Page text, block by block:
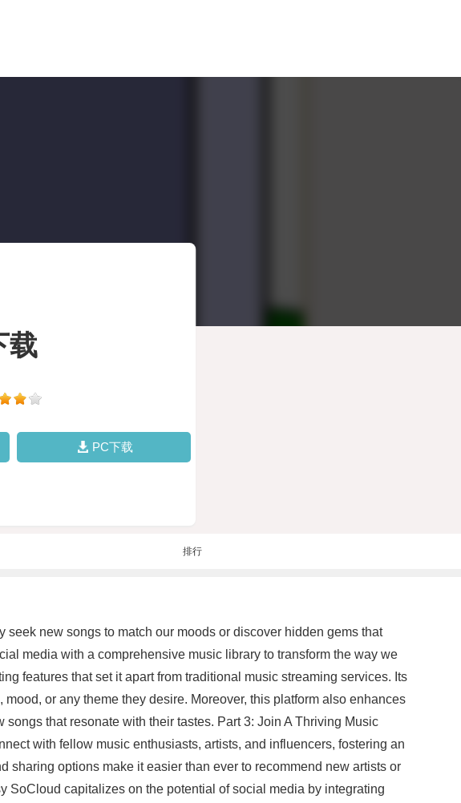
载
PC下载
排行
new songs to match our moods or discover hidden gems that
media with a comprehensive music library to transform the way we
features that set it apart from traditional music streaming services. Its
or any theme they desire. Moreover, this platform also enhances
that resonate with their tastes. Part 3: Join A Thriving Music
with fellow music enthusiasts, artists, and influencers, fostering an
options make it easier than ever to recommend new artists or
SoCloud capitalizes on the potential of social media by integrating